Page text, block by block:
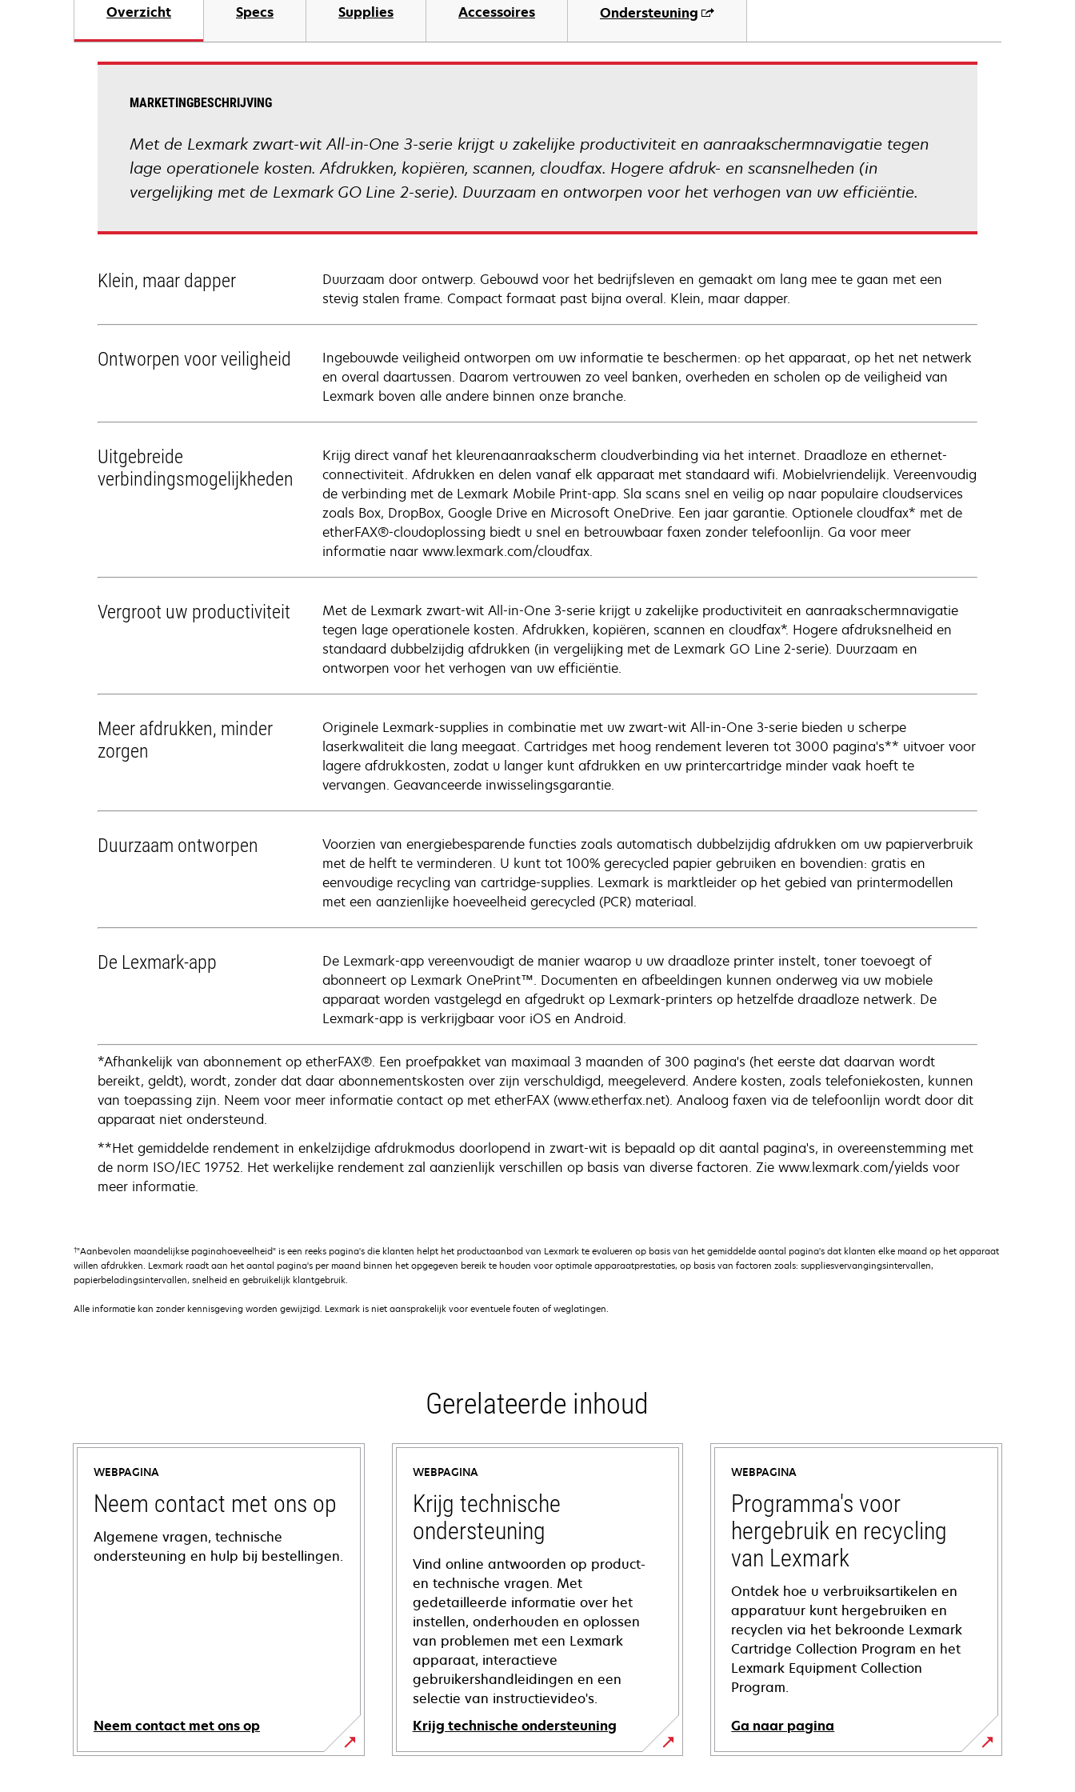
Overzicht Specs Supplies Accessoires Ondersteuning
MARKETINGBESCHRIJVING
Met de Lexmark zwart-wit All-in-One 3-serie krijgt u zakelijke productiviteit en aanraakschermnavigatie tegen
lage operationele kosten. Afdrukken, kopiëren, scannen, cloudfax. Hogere afdruk- en scansnelheden (in
vergelijking met de Lexmark GO Line 2-serie). Duurzaam en ontworpen voor het verhogen van uw efficiëntie.
Klein, maar dapper
Duurzaam door ontwerp. Gebouwd voor het bedrijfsleven en gemaakt om lang mee te gaan met een
stevig stalen frame. Compact formaat past bijna overal. Klein, maar dapper.
Ontworpen voor veiligheid
Ingebouwde veiligheid ontworpen om uw informatie te beschermen: op het apparaat, op het net netwerk
en overal daartussen. Daarom vertrouwen zo veel banken, overheden en scholen op de veiligheid van
Lexmark boven alle andere binnen onze branche.
Uitgebreide
verbindingsmogelijkheden
Krijg direct vanaf het kleurenaanraakscherm cloudverbinding via het internet. Draadloze en ethernet-
connectiviteit. ​Afdrukken en delen vanaf elk apparaat met standaard wifi. Mobielvriendelijk. Vereenvoudig
de verbinding met de Lexmark Mobile Print-app. Sla scans snel en veilig op naar populaire cloudservices
zoals Box, DropBox, Google Drive en Microsoft OneDrive. Een jaar garantie. Optionele cloudfax* met de
etherFAX®-cloudoplossing biedt u snel en betrouwbaar faxen zonder telefoonlijn. Ga voor meer
informatie naar www.lexmark.com/cloudfax.
Vergroot uw productiviteit
Met de Lexmark zwart-wit All-in-One 3-serie krijgt u zakelijke productiviteit en aanraakschermnavigatie
tegen lage operationele kosten. Afdrukken, kopiëren, scannen en cloudfax*. Hogere afdruksnelheid en
standaard dubbelzijdig afdrukken (in vergelijking met de Lexmark GO Line 2-serie). Duurzaam en
ontworpen voor het verhogen van uw efficiëntie.
Meer afdrukken, minder
zorgen
Originele Lexmark-supplies in combinatie met uw zwart-wit All-in-One 3-serie bieden u scherpe
laserkwaliteit die lang meegaat. Cartridges met hoog rendement leveren tot 3000 pagina's** uitvoer voor
lagere afdrukkosten, zodat u langer kunt afdrukken en uw printercartridge minder vaak hoeft te
vervangen. Geavanceerde inwisselingsgarantie.
Duurzaam ontworpen
Voorzien van energiebesparende functies zoals automatisch dubbelzijdig afdrukken om uw papierverbruik
met de helft te verminderen. U kunt tot 100% gerecycled papier gebruiken en bovendien: gratis en
eenvoudige recycling van cartridge-supplies. Lexmark is marktleider op het gebied van printermodellen
met een aanzienlijke hoeveelheid gerecycled (PCR) materiaal.
De Lexmark-app
De Lexmark-app vereenvoudigt de manier waarop u uw draadloze printer instelt, toner toevoegt of
abonneert op Lexmark OnePrint™. Documenten en afbeeldingen kunnen onderweg via uw mobiele
apparaat worden vastgelegd en afgedrukt op Lexmark-printers op hetzelfde draadloze netwerk. De
Lexmark-app is verkrijgbaar voor iOS en Android.
*Afhankelijk van abonnement op etherFAX®. Een proefpakket van maximaal 3 maanden of 300 pagina's (het eerste dat daarvan wordt
bereikt, geldt), wordt, zonder dat daar abonnementskosten over zijn verschuldigd, meegeleverd. Andere kosten, zoals telefoniekosten, kunnen
van toepassing zijn. Neem voor meer informatie contact op met etherFAX (www.etherfax.net). Analoog faxen via de telefoonlijn wordt door dit
apparaat niet ondersteund.
**Het gemiddelde rendement in enkelzijdige afdrukmodus doorlopend in zwart-wit is bepaald op dit aantal pagina's, in overeenstemming met
de norm ISO/IEC 19752. Het werkelijke rendement zal aanzienlijk verschillen op basis van diverse factoren. Zie www.lexmark.com/yields voor
meer informatie.
†"Aanbevolen maandelijkse paginahoeveelheid" is een reeks pagina's die klanten helpt het productaanbod van Lexmark te evalueren op basis van het gemiddelde aantal pagina's dat klanten elke maand op het apparaat
willen afdrukken. Lexmark raadt aan het aantal pagina's per maand binnen het opgegeven bereik te houden voor optimale apparaatprestaties, op basis van factoren zoals: suppliesvervangingsintervallen,
papierbeladingsintervallen, snelheid en gebruikelijk klantgebruik.
Alle informatie kan zonder kennisgeving worden gewijzigd. Lexmark is niet aansprakelijk voor eventuele fouten of weglatingen.
Gerelateerde inhoud
WEBPAGINA
Neem contact met ons op
Algemene vragen, technische
ondersteuning en hulp bij bestellingen.
Neem contact met ons op
WEBPAGINA
Krijg technische
ondersteuning
Vind online antwoorden op product-
en technische vragen. Met
gedetailleerde informatie over het
instellen, onderhouden en oplossen
van problemen met een Lexmark
apparaat, interactieve
gebruikershandleidingen en een
selectie van instructievideo's.
Krijg technische ondersteuning
opens
WEBPAGINA
Programma's voor
hergebruik en recycling
van Lexmark
Ontdek hoe u verbruiksartikelen en
apparatuur kunt hergebruiken en
recyclen via het bekroonde Lexmark
Cartridge Collection Program en het
Lexmark Equipment Collection
Program.
Ga naar pagina